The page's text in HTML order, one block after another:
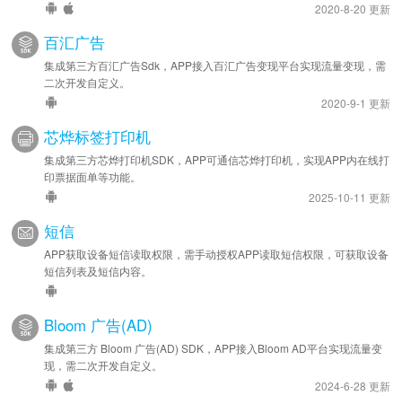
2020-8-20 更新
百汇广告
集成第三方百汇广告Sdk，APP接入百汇广告变现平台实现流量变现，需
二次开发自定义。
2020-9-1 更新
芯烨标签打印机
集成第三方芯烨打印机SDK，APP可通信芯烨打印机，实现APP内在线打
印票据面单等功能。
2025-10-11 更新
短信
APP获取设备短信读取权限，需手动授权APP读取短信权限，可获取设备
短信列表及短信内容。
Bloom 广告(AD)
集成第三方 Bloom 广告(AD) SDK，APP接入Bloom AD平台实现流量变
现，需二次开发自定义。
2024-6-28 更新